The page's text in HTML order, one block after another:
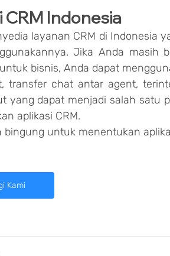
CRM Indonesia
layanan CRM di Indonesia
Jika Anda masih
bisnis, Anda dapat
transfer chat antar agent,
yang dapat menjadi salah satu
aplikasi CRM.
bingung untuk menentukan
Kami